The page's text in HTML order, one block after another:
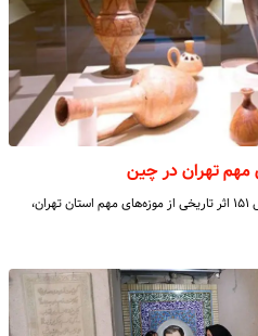
نمایشگاه بین‌المللی «سرزمین مهر» با نمایش ۱۵۱ اثر تاریخی از موزه‌های مهم استان تهران،